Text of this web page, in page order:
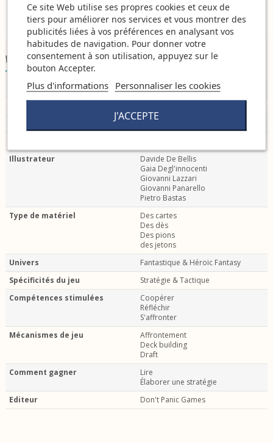
Détails du produit
Auteur
Luca Vincitore
Illustrateur
Davide De Bellis
Gaia Degl'innocenti
Giovanni Lazzari
Giovanni Panarello
Pietro Bastas
Type de matériel
Des cartes
Des dès
Des pions
des jetons
Univers
Fantastique & Héroïc Fantasy
Spécificités du jeu
Stratégie & Tactique
Compétences stimulées
Coopérer
Réfléchir
S'affronter
Mécanismes de jeu
Affrontement
Deck building
Draft
Comment gagner
Lire
Élaborer une stratégie
Editeur
Don't Panic Games
Ce site Web utilise ses propres cookies et ceux de
tiers pour améliorer nos services et vous montrer des
publicités liées à vos préférences en analysant vos
habitudes de navigation. Pour donner votre
consentement à son utilisation, appuyez sur le
bouton Accepter.
Plus d'informations Personnaliser les cookies
J'ACCEPTE